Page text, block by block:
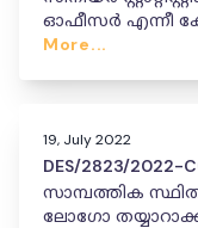
More...
19, July 2022
DES/2823/2022-
സാമ്പത്തിക
ലോഗോ